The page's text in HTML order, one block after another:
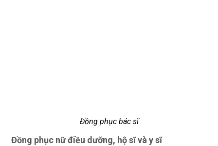
Đồng phục bác sĩ
Đồng phục nữ điều dưỡng, hộ sĩ và y sĩ